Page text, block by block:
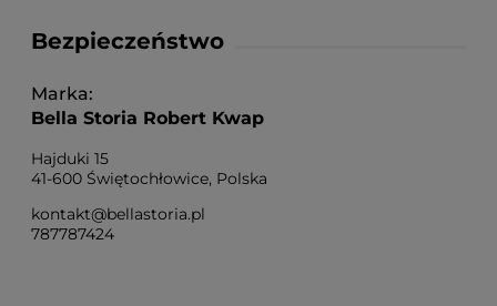
Bezpieczeństwo
Marka
Bella Storia Robert Kwap
Hajduki 15
41-600 Świętochłowice, Polska
kontakt@bellastoria.pl
787787424